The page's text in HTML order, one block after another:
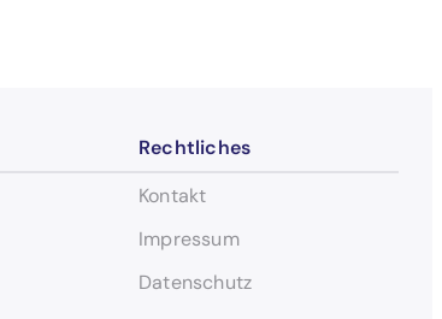
Rechtliches
Kontakt
Impressum
Datenschutz